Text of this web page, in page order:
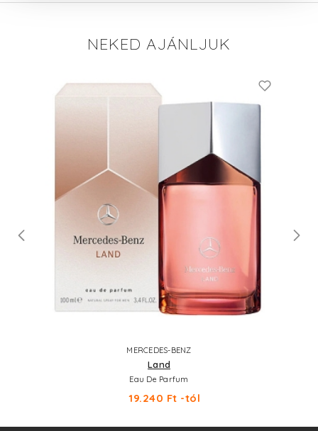
NEKED AJÁNLJUK
MERCEDES-BENZ
Land
Eau De Parfum
19.240 Ft -tól